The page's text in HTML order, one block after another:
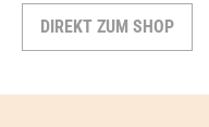
DIREKT ZUM SHOP